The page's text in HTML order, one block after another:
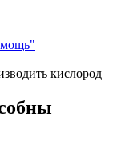
кислород